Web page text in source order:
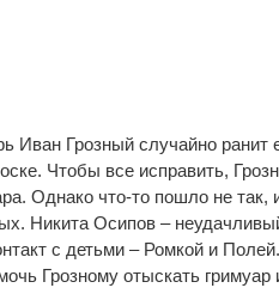
Иван Грозный случайно ранит
Чтобы все исправить,
Однако что-то пошло не так,
Никита Осипов –
с детьми – Ромкой и
Грозному отыскать гримуар